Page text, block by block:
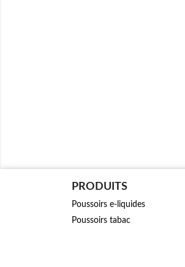
PRODUITS
Poussoirs e-liquides
Poussoirs tabac